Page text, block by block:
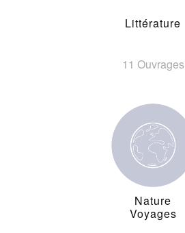
Littérature
11 Ouvrages
Nature
Voyages